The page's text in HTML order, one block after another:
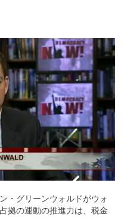
・グリーンウォルドがウォ
拠の運動の推進力は、税金